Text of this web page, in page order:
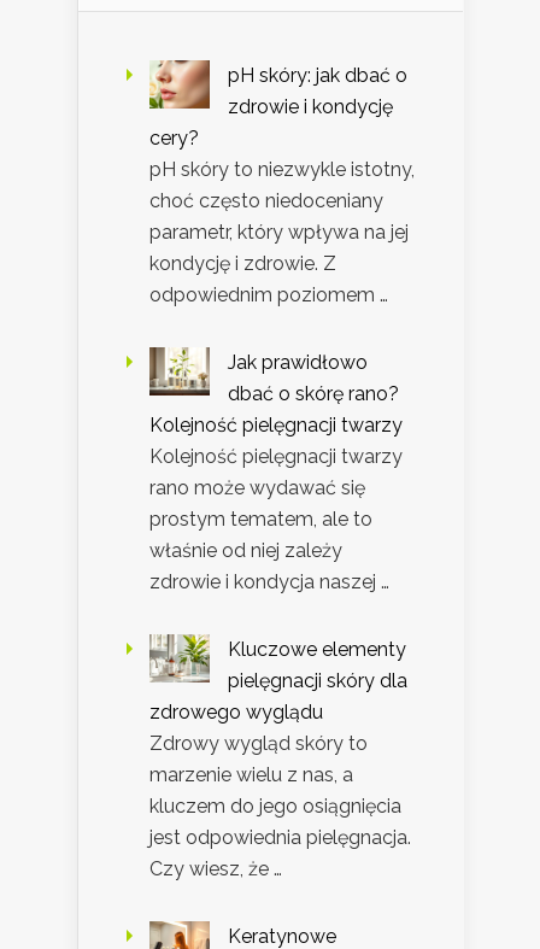
pH skóry: jak dbać o
zdrowie i kondycję
cery?
pH skóry to niezwykle istotny,
choć często niedoceniany
parametr, który wpływa na jej
kondycję i zdrowie. Z
odpowiednim poziomem …
Jak prawidłowo
dbać o skórę rano?
Kolejność pielęgnacji twarzy
Kolejność pielęgnacji twarzy
rano może wydawać się
prostym tematem, ale to
właśnie od niej zależy
zdrowie i kondycja naszej …
Kluczowe elementy
pielęgnacji skóry dla
zdrowego wyglądu
Zdrowy wygląd skóry to
marzenie wielu z nas, a
kluczem do jego osiągnięcia
jest odpowiednia pielęgnacja.
Czy wiesz, że …
Keratynowe